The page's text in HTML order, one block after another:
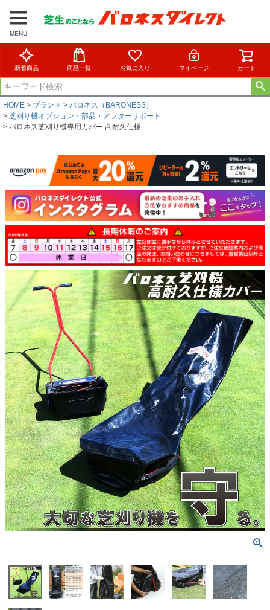
MENU
新着商品 商品一覧 お気に入り マイページ カート
HOME ブランド
バロネス（BARONESS）
芝刈り機オプション・部品・アフターサポート
バロネス芝刈り機専用カバー 高耐久仕様